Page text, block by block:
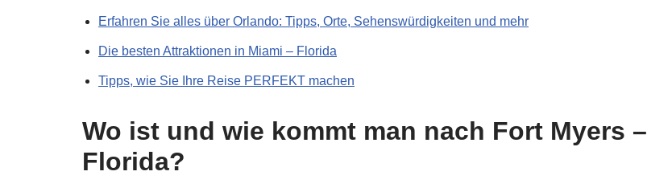
Erfahren Sie alles über Orlando: Tipps, Orte, Sehenswürdigkeiten und mehr
Die besten Attraktionen in Miami – Florida
Tipps, wie Sie Ihre Reise PERFEKT machen
Wo ist und wie kommt man nach Fort Myers –
Florida?